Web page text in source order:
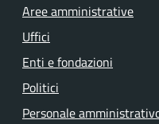
Aree amministrative
Uffici
Enti e fondazioni
Politici
Personale